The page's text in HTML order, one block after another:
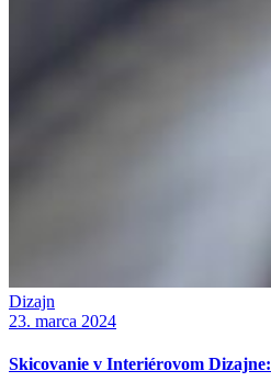
Dizajn
23. marca 2024
Skicovanie v Interiérovom